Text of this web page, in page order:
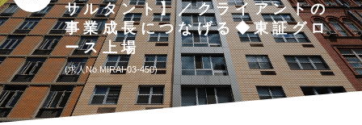
サルタント】／クライアントの
事業成長につなげる◆東証グロ
ース上場
求人No.MIRAI-03-450